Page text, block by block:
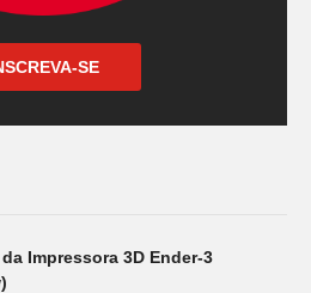
SE
Impressora 3D Ender-3